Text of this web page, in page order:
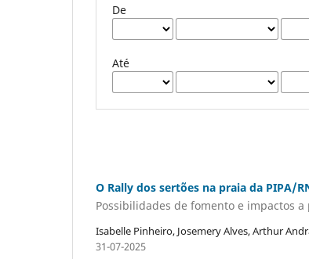
De
Até
O Rally dos sertões na praia da PIPA/
Possibilidades de fomento e impactos
Isabelle Pinheiro, Josemery Alves, Arthur
31-07-2025